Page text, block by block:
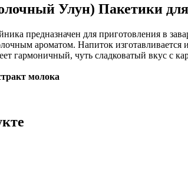
Улун) Пакетики для
предназначен для приготовления в
ароматом. Напиток
гармоничный, чуть сладковатый вкус с
молока